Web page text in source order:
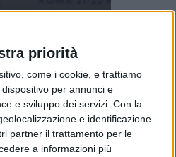
priorità
come i cookie, e trattiamo
per annunci e
e sviluppo dei servizi. Con la
e identificazione
partner il trattamento per le
a informazioni più